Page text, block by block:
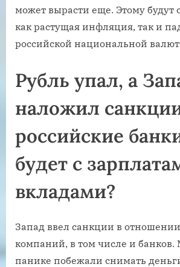
может вырасти еще. Этому будут
как растущая инфляция, так и
российской национальной
Рубль упал, а
наложил
российские
будет с
вкладами?
Запад ввел санкции в
компаний, в том числе и
панике побежали снимать